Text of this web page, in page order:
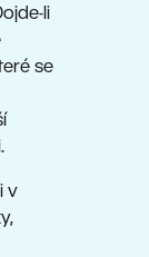
li
se
v